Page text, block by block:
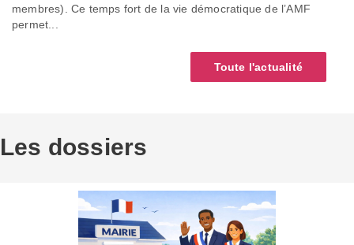
membres). Ce temps fort de la vie démocratique de l’AMF
permet...
Toute l'actualité
Les dossiers